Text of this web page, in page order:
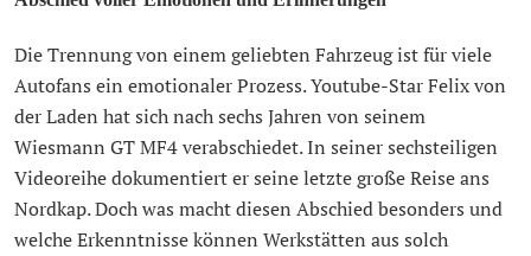
Die Trennung von einem geliebten Fahrzeug ist für viele
Autofans ein emotionaler Prozess. Youtube-Star Felix von
der Laden hat sich nach sechs Jahren von seinem
Wiesmann GT MF4 verabschiedet. In seiner sechsteiligen
Videoreihe dokumentiert er seine letzte große Reise ans
Nordkap. Doch was macht diesen Abschied besonders und
welche Erkenntnisse können Werkstätten aus solch